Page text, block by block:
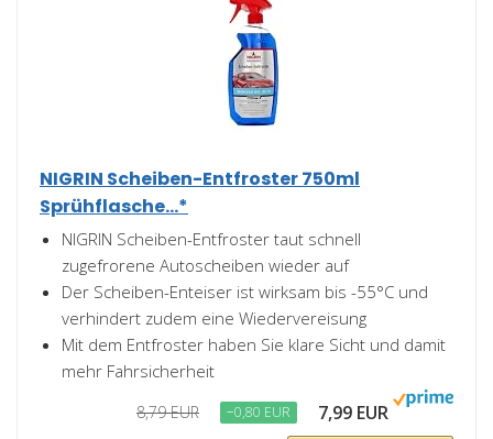
NIGRIN Scheiben-Entfroster 750ml
Sprühflasche...*
NIGRIN Scheiben-Entfroster taut schnell
zugefrorene Autoscheiben wieder auf
Der Scheiben-Enteiser ist wirksam bis -55°C und
verhindert zudem eine Wiedervereisung
Mit dem Entfroster haben Sie klare Sicht und damit
mehr Fahrsicherheit
8,79 EUR −0,80 EUR 7,99 EUR